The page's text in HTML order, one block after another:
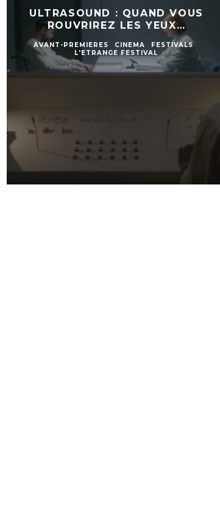
ULTRASOUND : QUAND VOUS
ROUVRIREZ LES YEUX…
AVANT-PREMIERES CINEMA
FESTIVALS
L'ETRANGE FESTIVAL